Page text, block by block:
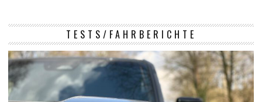
TESTS/FAHRBERICHTE